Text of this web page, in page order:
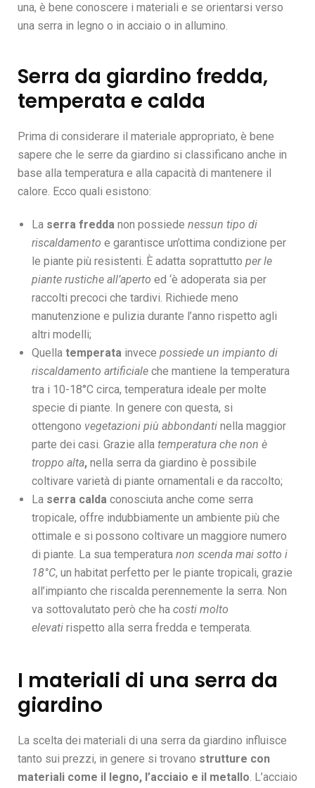
una, è bene conoscere i materiali e se orientarsi verso
una serra in legno o in acciaio o in allumino.
Serra da giardino fredda,
temperata e calda
Prima di considerare il materiale appropriato, è bene
sapere che le serre da giardino si classificano anche in
base alla temperatura e alla capacità di mantenere il
calore. Ecco quali esistono:
La serra fredda non possiede nessun tipo di
riscaldamento e garantisce un’ottima condizione per
le piante più resistenti. È adatta soprattutto per le
piante rustiche all’aperto ed ‘è adoperata sia per
raccolti precoci che tardivi. Richiede meno
manutenzione e pulizia durante l’anno rispetto agli
altri modelli;
Quella temperata invece possiede un impianto di
riscaldamento artificiale che mantiene la temperatura
tra i 10-18°C circa, temperatura ideale per molte
specie di piante. In genere con questa, si
ottengono vegetazioni più abbondanti nella maggior
parte dei casi. Grazie alla temperatura che non è
troppo alta, nella serra da giardino è possibile
coltivare varietà di piante ornamentali e da raccolto;
La serra calda conosciuta anche come serra
tropicale, offre indubbiamente un ambiente più che
ottimale e si possono coltivare un maggiore numero
di piante. La sua temperatura non scenda mai sotto i
18°C, un habitat perfetto per le piante tropicali, grazie
all’impianto che riscalda perennemente la serra. Non
va sottovalutato però che ha costi molto
elevati rispetto alla serra fredda e temperata.
I materiali di una serra da
giardino
La scelta dei materiali di una serra da giardino influisce
tanto sui prezzi, in genere si trovano strutture con
materiali come il legno, l’acciaio e il metallo. L’acciaio